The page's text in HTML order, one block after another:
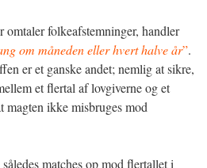
omtaler folkeafstemninger, handler
om måneden eller hvert halve år”.
er et ganske andet; nemlig at sikre,
et flertal af lovgiverne og et
magten ikke misbruges mod
matches op mod flertallet i